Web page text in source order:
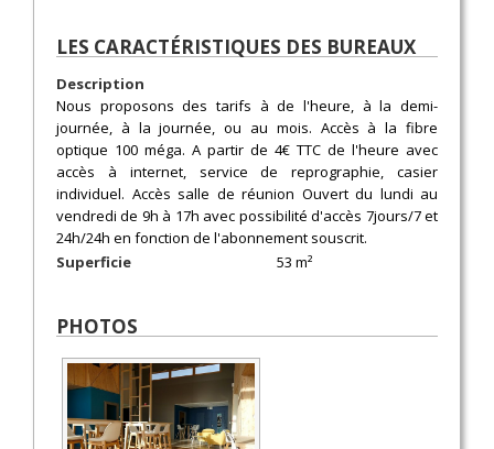
LES CARACTÉRISTIQUES DES BUREAUX
Description
Nous proposons des tarifs à de l'heure, à la demi-
journée, à la journée, ou au mois. Accès à la fibre
optique 100 méga. A partir de 4€ TTC de l'heure avec
accès à internet, service de reprographie, casier
individuel. Accès salle de réunion Ouvert du lundi au
vendredi de 9h à 17h avec possibilité d'accès 7jours/7 et
24h/24h en fonction de l'abonnement souscrit.
Superficie
53 m²
PHOTOS